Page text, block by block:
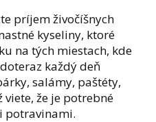
príjem živočíšnych
kyseliny, ktoré
na tých miestach, kde
každý deň
salámy, paštéty,
že je potrebné
potravinami.